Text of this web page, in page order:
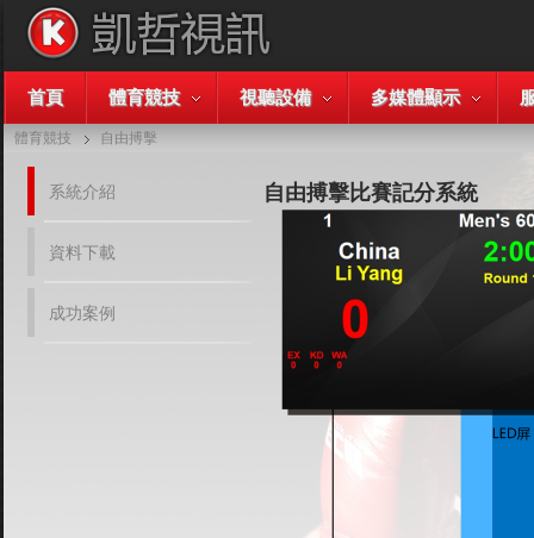
首頁 體育競技 視聽設備 多媒體顯示
體育競技 自由搏擊
系統介紹
資料下載
成功案例
自由搏擊比賽記分系統